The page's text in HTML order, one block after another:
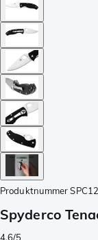
Produktnummer
Spyderco
4.6/5